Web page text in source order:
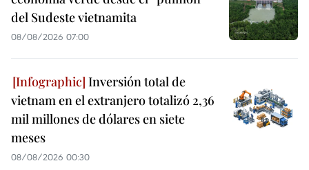
del Sudeste vietnamita
08/08/2026 07:00
Inversión total de
vietnam en el extranjero totalizó 2,36
mil millones de dólares en siete
meses
08/08/2026 00:30